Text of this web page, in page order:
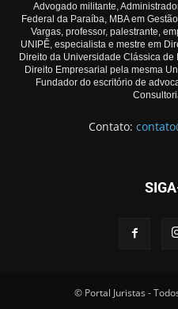
Advogado militante,
Federal da Paraíba, MBA em
Vargas, professor, palestrante,
UNIPÊ, especialista e mestre em
Direito da Universidade Clássica
Direito Empresarial pela mesma
Fundador do escritório de
Contato:
© Portal Juristas -